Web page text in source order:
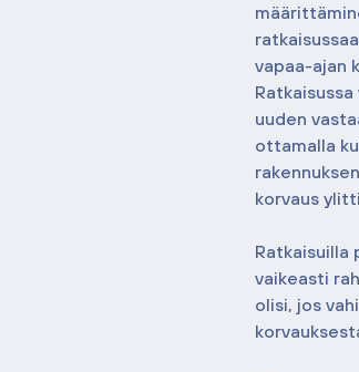
vapaa-ajan
uuden
ottamalla
korvaus
Ratkaisuilla
vaikeasti
olisi, jos